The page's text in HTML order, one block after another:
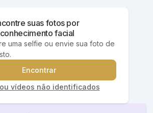
suas fotos por
facial
uma selfie ou envie sua foto de
Encontrar
vídeos não identificados